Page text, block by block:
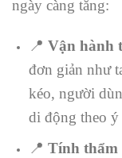
ngày càng tăng:
📍 Vận hành
đơn giản như
kéo, người
di động theo ý
📍 Tính thẩm